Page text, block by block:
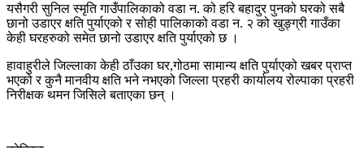
यसैगरी सुनिल स्मृति गाउँपालिकाको वडा न. को हरि बहादुर पुनको घरको सबै
छानो उडाएर क्षति पुर्याएको र सोही पालिकाको वडा न. २ को खुङ्ग्री गाउँका
केही घरहरुको समेत छानो उडाएर क्षति पुर्याएको छ ।
हावाहुरीले जिल्लाका केही ठाँउका घर,गोठमा सामान्य क्षति पुर्याएको खबर प्राप्त
भएको र कुनै मानवीय क्षति भने नभएको जिल्ला प्रहरी कार्यालय रोल्पाका प्रहरी
निरीक्षक थमन जिसिले बताएका छन् ।